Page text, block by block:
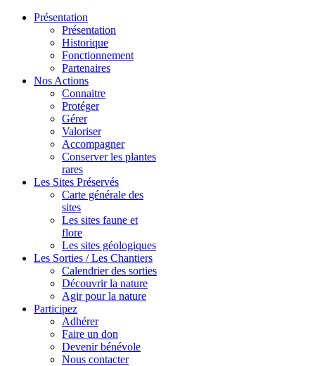
Présentation
Présentation
Historique
Fonctionnement
Partenaires
Nos Actions
Connaitre
Protéger
Gérer
Valoriser
Accompagner
Conserver les plantes
rares
Les Sites Préservés
Carte générale des
sites
Les sites faune et
flore
Les sites géologiques
Les Sorties / Les Chantiers
Calendrier des sorties
Découvrir la nature
Agir pour la nature
Participez
Adhérer
Faire un don
Devenir bénévole
Nous contacter